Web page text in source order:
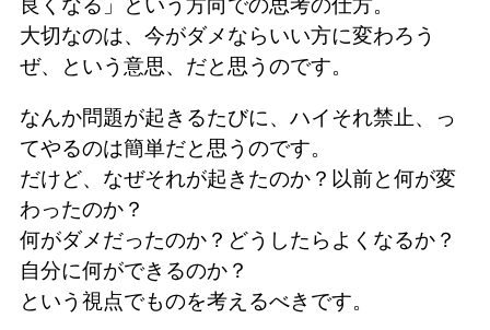
大切なのは、今がダメならいい方に変わろう
ぜ、という意思、だと思うのです。
なんか問題が起きるたびに、ハイそれ禁止、っ
てやるのは簡単だと思うのです。
だけど、なぜそれが起きたのか？以前と何が変
わったのか？
何がダメだったのか？どうしたらよくなるか？
自分に何ができるのか？
という視点でものを考えるべきです。